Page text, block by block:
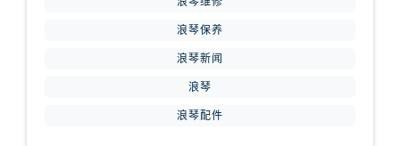
浪琴保养
浪琴新闻
浪琴
浪琴配件